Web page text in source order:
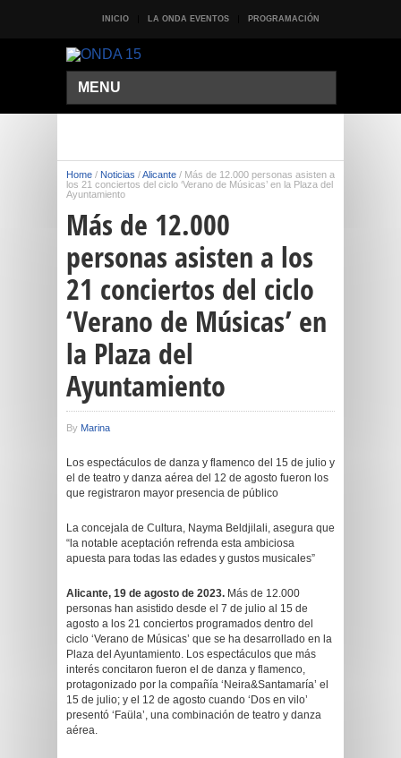
INICIO LA ONDA EVENTOS PROGRAMACIÓN
MENU
Home / Noticias /Alicante / Más de 12.000 personas asisten a
los 21 conciertos del ciclo ‘Verano de Músicas’ en la Plaza del
Ayuntamiento
Más de 12.000
personas asisten a los
21 conciertos del ciclo
‘Verano de Músicas’ en
la Plaza del
Ayuntamiento
By Marina
Los espectáculos de danza y flamenco del 15 de julio y
el de teatro y danza aérea del 12 de agosto fueron los
que registraron mayor presencia de público
La concejala de Cultura, Nayma Beldjilali, asegura que
“la notable aceptación refrenda esta ambiciosa
apuesta para todas las edades y gustos musicales”
Alicante, 19 de agosto de 2023. Más de 12.000
personas han asistido desde el 7 de julio al 15 de
agosto a los 21 conciertos programados dentro del
ciclo ‘Verano de Músicas’ que se ha desarrollado en la
Plaza del Ayuntamiento. Los espectáculos que más
interés concitaron fueron el de danza y flamenco,
protagonizado por la compañía ‘Neira&Santamaría’ el
15 de julio; y el 12 de agosto cuando ‘Dos en vilo’
presentó ‘Faüla’, una combinación de teatro y danza
aérea.